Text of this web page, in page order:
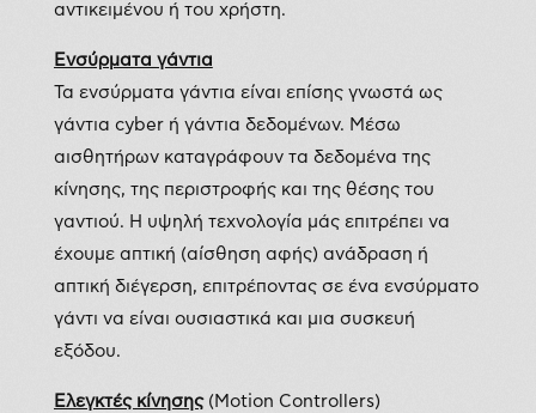
αντικειμένου ή του χρήστη.
Ενσύρματα γάντια
Τα ενσύρματα γάντια είναι επίσης γνωστά ως
γάντια cyber ή γάντια δεδομένων. Μέσω
αισθητήρων καταγράφουν τα δεδομένα της
κίνησης, της περιστροφής και της θέσης του
γαντιού. Η υψηλή τεχνολογία μάς επιτρέπει να
έχουμε απτική (αίσθηση αφής) ανάδραση ή
απτική διέγερση, επιτρέποντας σε ένα ενσύρματο
γάντι να είναι ουσιαστικά και μια συσκευή
εξόδου.
Ελεγκτές κίνησης(Motion Controllers)